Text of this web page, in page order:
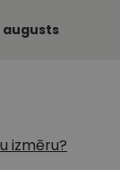
augusts
izmēru?